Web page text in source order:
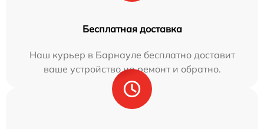
Бесплатная доставка
Наш курьер в Барнауле бесплатно доставит
ваше устройство на ремонт и обратно.